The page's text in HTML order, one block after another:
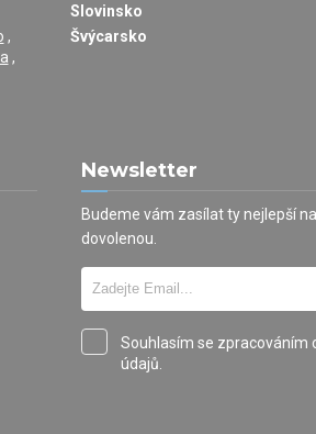
Slovinsko
,
,
Švýcarsko
Newsletter
Budeme vám zasílat ty nejlepší
dovolenou.
Souhlasím se zpracováním
údajů.